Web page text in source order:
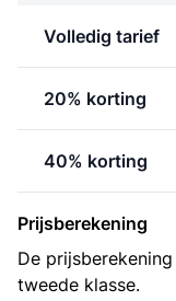
Volledig tarief
20% korting
40% korting
Prijsberekening
De
tweede klasse.